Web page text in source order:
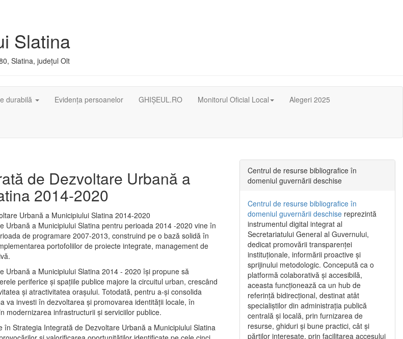
Slatina
Slatina, județul Olt
durabilă Evidența persoanelor GHIȘEUL.RO Monitorul Oficial Local Alegeri 2025
de Dezvoltare Urbană a
2014-2020
Urbană a Municipiului Slatina pentru perioada 2014 -2020 vine în
de programare 2007-2013, construind pe o bază solidă în
portofoliilor de proiecte integrate, management de
Urbană a Municipiului Slatina 2014 - 2020 își propune să
periferice şi spaţiile publice majore la circuitul urban, crescând
şi atractivitatea oraşului. Totodată, pentru a-şi consolida
va investi în dezvoltarea şi promovarea identităţii locale, în
modernizarea infrastructurii şi serviciilor publice.
în Strategia Integrată de Dezvoltare Urbană a Municipiului Slatina
Centrul de resurse bibliografice în
domeniul guvernării deschise
Centrul de resurse bibliografice în
domeniul guvernării deschise reprezintă
instrumentul digital integrat al
Secretariatului General al Guvernului,
dedicat promovării transparenței
instituționale, informării proactive și
sprijinului metodologic. Concepută ca o
platformă colaborativă și accesibilă,
aceasta funcționează ca un hub de
referință bidirecțional, destinat atât
specialiștilor din administrația publică
centrală și locală, prin furnizarea de
resurse, ghiduri și bune practici, cât și
părților interesate, prin facilitarea accesului